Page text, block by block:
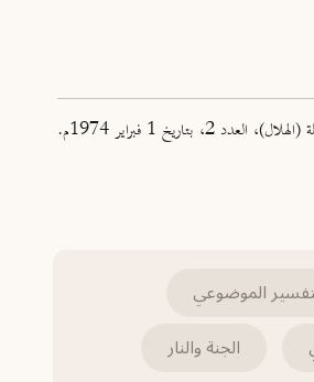
نُشرت هذه المقالة بمجلة (الهلال)، العدد 2، بتاريخ 1 فبراير 1974م.
الموضوعي
الجنة والنار